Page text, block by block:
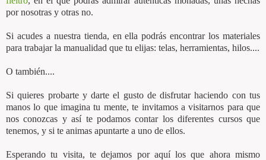
por nosotras y otras no.
Si acudes a nuestra tienda, en ella podrás encontrar los materiales
para trabajar la manualidad que tu elijas: telas, herramientas, hilos....
O también....
Si quieres probarte y darte el gusto de disfrutar haciendo con tus
manos lo que imagina tu mente, te invitamos a visitarnos para que
nos conozcas y así te podamos contar los diferentes cursos que
tenemos, y si te animas apuntarte a uno de ellos.
Esperando tu visita, te dejamos por aquí los que ahora mismo